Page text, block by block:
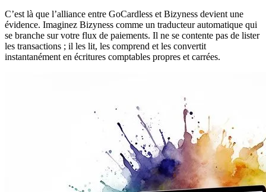
C’est là que l’alliance entre GoCardless et Bizyness devient une
évidence. Imaginez Bizyness comme un traducteur automatique qui
se branche sur votre flux de paiements. Il ne se contente pas de lister
les transactions ; il les lit, les comprend et les convertit
instantanément en écritures comptables propres et carrées.